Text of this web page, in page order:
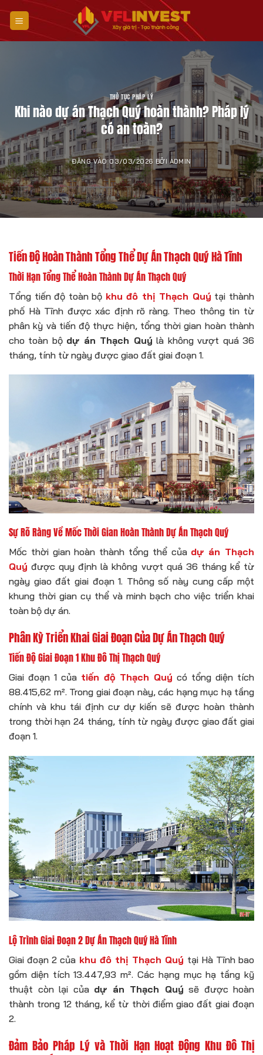
qua
nội
THỦ TỤC PHÁP LÝ
Khi nào dự án Thạch Quý hoàn thành? Pháp lý
có an toàn?
ĐĂNG VÀO03/03/2026 BỞI ADMIN
Tiến Độ Hoàn Thành Tổng Thể Dự Án Thạch Quý Hà Tĩnh
Thời Hạn Tổng Thể Hoàn Thành Dự Án Thạch Quý
Tổng tiến độ toàn bộ khu đô thị Thạch Quý tại thành
phố Hà Tĩnh được xác định rõ ràng. Theo thông tin từ
phân kỳ và tiến độ thực hiện, tổng thời gian hoàn thành
cho toàn bộ dự án Thạch Quý là không vượt quá 36
tháng, tính từ ngày được giao đất giai đoạn 1.
Sự Rõ Ràng Về Mốc Thời Gian Hoàn Thành Dự Án Thạch Quý
Mốc thời gian hoàn thành tổng thể của dự án Thạch
Quý được quy định là không vượt quá 36 tháng kể từ
ngày giao đất giai đoạn 1. Thông số này cung cấp một
khung thời gian cụ thể và minh bạch cho việc triển khai
toàn bộ dự án.
Phân Kỳ Triển Khai Giai Đoạn Của Dự Án Thạch Quý
Tiến Độ Giai Đoạn 1 Khu Đô Thị Thạch Quý
Giai đoạn 1 của tiến độ Thạch Quý có tổng diện tích
88.415,62 m². Trong giai đoạn này, các hạng mục hạ tầng
chính và khu tái định cư dự kiến sẽ được hoàn thành
trong thời hạn 24 tháng, tính từ ngày được giao đất giai
đoạn 1.
Lộ Trình Giai Đoạn 2 Dự Án Thạch Quý Hà Tĩnh
Giai đoạn 2 của khu đô thị Thạch Quý tại Hà Tĩnh bao
gồm diện tích 13.447,93 m². Các hạng mục hạ tầng kỹ
thuật còn lại của dự án Thạch Quý sẽ được hoàn
thành trong 12 tháng, kể từ thời điểm giao đất giai đoạn
2.
Đảm Bảo Pháp Lý và Thời Hạn Hoạt Động Khu Đô Thị